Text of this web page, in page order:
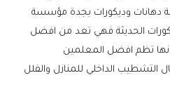
وديكورات بجدة مؤسسة
الحديثة فهي تعد من افضل
تظم افضل المعلمين
التشطيب الداخلي للمنازل والفلل